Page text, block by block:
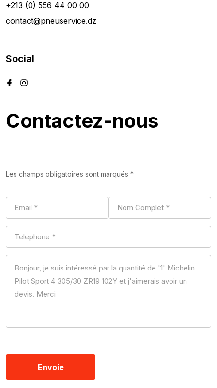
+213 (0) 556 44 00 00
contact@pneuservice.dz
Social
Contactez-nous
Les champs obligatoires sont marqués *
Envoie